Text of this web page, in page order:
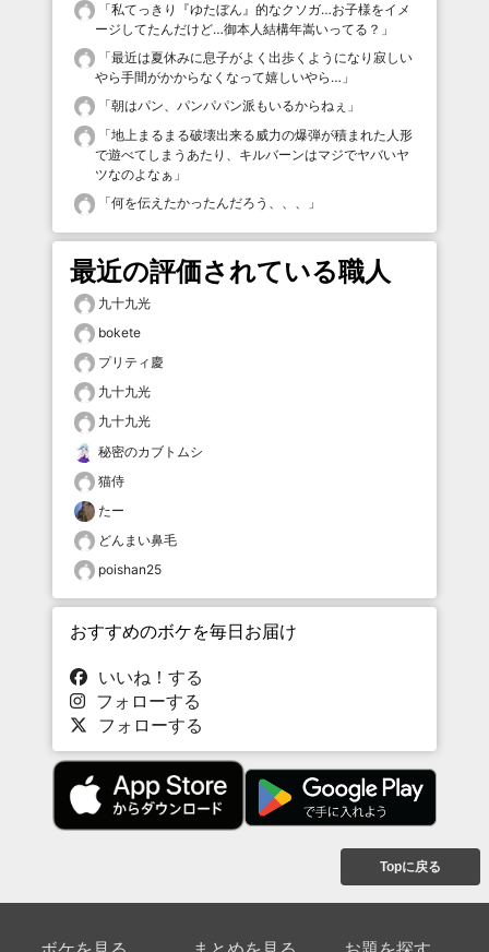
「私てっきり『ゆたぼん』的なクソガ…お子様をイメ
ージしてたんだけど…御本人結構年嵩いってる？ 」
「最近は夏休みに息子がよく出歩くようになり寂しい
やら手間がかからなくなって嬉しいやら… 」
「朝はパン、パンパパン派もいるからねぇ 」
「地上まるまる破壊出来る威力の爆弾が積まれた人形
で遊べてしまうあたり、キルバーンはマジでヤバいヤ
ツなのよなぁ 」
「何を伝えたかったんだろう、、、 」
最近の評価されている職人
九十九光
bokete
プリティ慶
九十九光
九十九光
秘密のカブトムシ
猫侍
たー
どんまい鼻毛
poishan25
おすすめのボケを毎日お届け
いいね！する
フォローする
フォローする
Topに戻る